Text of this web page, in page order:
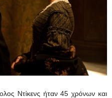
Ντίκενς ήταν 45 χρόνων και